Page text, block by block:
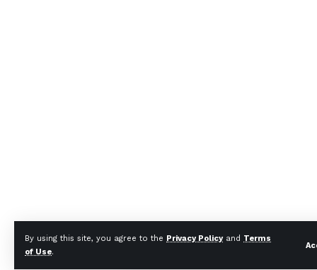
By using this site, you agree to the Privacy Policyand Terms
of Use.